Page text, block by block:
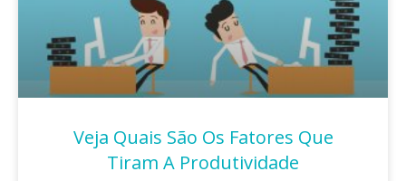
Veja Quais São Os Fatores Que
Tiram A Produtividade